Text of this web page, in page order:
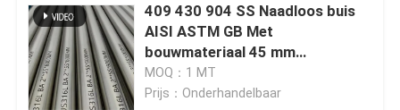
ss naadloze buis
SS om Pijp
409 430 904 SS Naadloos buis
AISI ASTM GB Met
bouwmateriaal 45 mm
buitendiameter
MOQ：1 MT
Prijs：Onderhandelbaar